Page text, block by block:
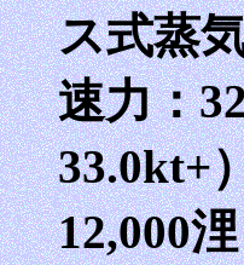
ス式蒸
速力：
33.0kt+
12,000